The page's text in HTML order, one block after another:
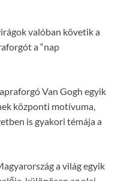
valóban követik a
a “nap
Van Gogh egyik
központi motívuma,
is gyakori témája a
a világ egyik